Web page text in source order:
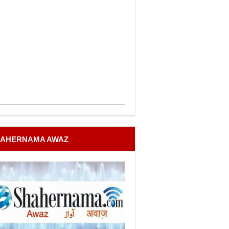
AWAZ